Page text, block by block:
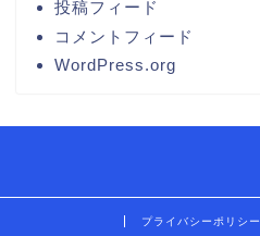
投稿フィード
コメントフィード
WordPress.org
プライバシーポリシー